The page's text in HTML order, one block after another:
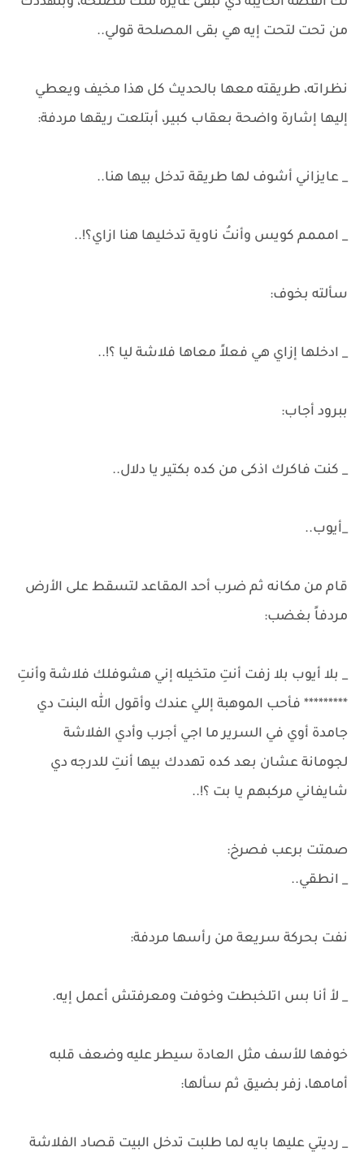
من تحت لتحت إيه هي بقى المصلحة قولي..
نظراته، طريقته معها بالحديث كل هذا مخيف ويعطي
إليها إشارة واضحة بعقاب كبير، أبتلعت ريقها مردفة:
_ عايزاني أشوف لها طريقة تدخل بيها هنا..
_ امممم كويس وأنتُ ناوية تدخليها هنا ازاي؟!..
سألته بخوف:
_ ادخلها إزاي هي فعلاً معاها فلاشة ليا ؟!..
ببرود أجاب:
_ كنت فاكرك اذكى من كده بكتير يا دلال..
_أيوب..
قام من مكانه ثم ضرب أحد المقاعد لتسقط على الأرض
مردفاً بغضب:
_ بلا أيوب بلا زفت أنتِ متخيله إني هشوفلك فلاشة وأنتِ
********* فأحب الموهبة إللي عندك وأقول الله البنت دي
جامدة أوي في السرير ما اجي أجرب وأدي الفلاشة
لجومانة عشان بعد كده تهددك بيها أنتِ للدرجه دي
شايفاني مركبهم يا بت ؟!..
صمتت برعب فصرخ:
_ انطقي..
نفت بحركة سريعة من رأسها مردفة:
_ لأ أنا بس اتلخبطت وخوفت ومعرفتش أعمل إيه.
خوفها للأسف مثل العادة سيطر عليه وضعف قلبه
أمامها، زفر بضيق ثم سألها:
_ رديتي عليها بايه لما طلبت تدخل البيت قصاد الفلاشة